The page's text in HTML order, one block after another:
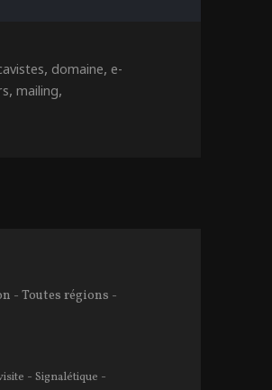
, domaine,e-
,mailing,
- Toutes régions -
-Signalétique -